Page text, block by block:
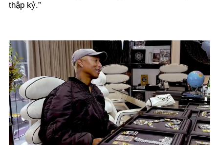
thập kỷ.”